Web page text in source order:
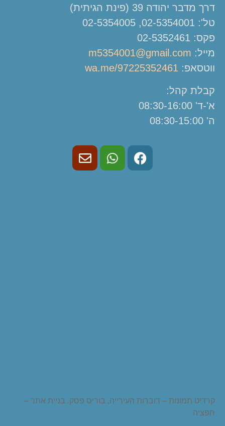
דרך מדבר יהודה 39 (פינת הגיתית)
טל': 02-5354001, 02-5354005
פקס: 02-5352461
מייל: m5354001@gmail.com
ווטסאפ: wa.me/97225352461
קבלת קהל:
א'-ד' 08:30-16:00
ה' 08:30-15:00
קרדיט תמונות – דוברות העירייה, בוריס פסק. בניית אתר –
חפציה